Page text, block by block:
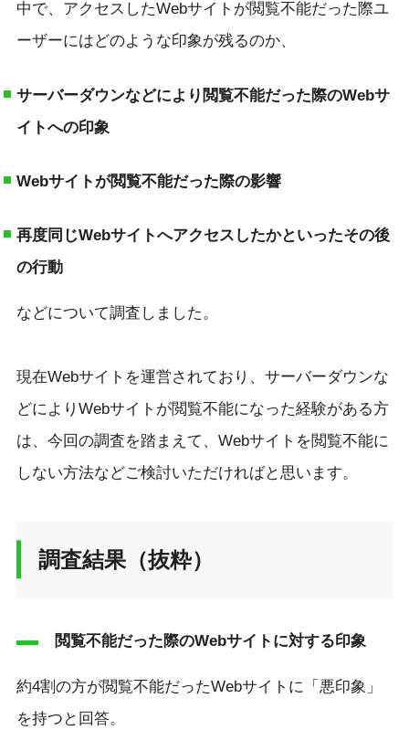
中で、アクセスしたWebサイトが閲覧不能だった際ユ
ーザーにはどのような印象が残るのか、
サーバーダウンなどにより閲覧不能だった際のWebサ
イトへの印象
Webサイトが閲覧不能だった際の影響
再度同じWebサイトへアクセスしたかといったその後
の行動
などについて調査しました。
現在Webサイトを運営されており、サーバーダウンな
どによりWebサイトが閲覧不能になった経験がある方
は、今回の調査を踏まえて、Webサイトを閲覧不能に
しない方法などご検討いただければと思います。
調査結果（抜粋）
閲覧不能だった際のWebサイトに対する印象
約4割の方が閲覧不能だったWebサイトに「悪印象」
を持つと回答。